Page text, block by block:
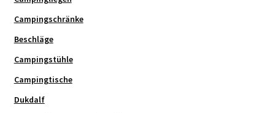
Campingschränke
Beschläge
Campingstühle
Campingtische
Dukdalf